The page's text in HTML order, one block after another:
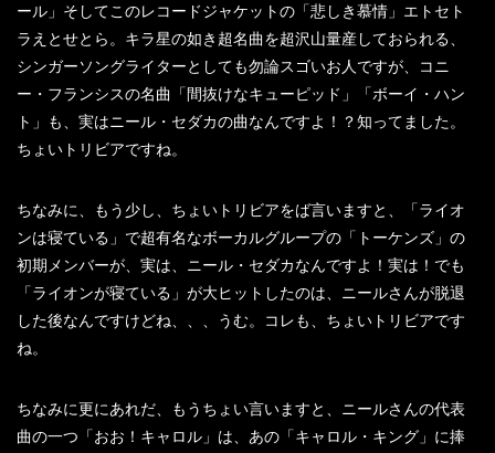
ール」そしてこのレコードジャケットの「悲しき慕情」エトセト
ラえとせとら。キラ星の如き超名曲を超沢山量産しておられる、
シンガーソングライターとしても勿論スゴいお人ですが、コニ
ー・フランシスの名曲「間抜けなキューピッド」「ボーイ・ハン
ト」も、実はニール・セダカの曲なんですよ！？知ってました。
ちょいトリビアですね。
ちなみに、もう少し、ちょいトリビアをば言いますと、「ライオ
ンは寝ている」で超有名なボーカルグループの「トーケンズ」の
初期メンバーが、実は、ニール・セダカなんですよ！実は！でも
「ライオンが寝ている」が大ヒットしたのは、ニールさんが脱退
した後なんですけどね、、、うむ。コレも、ちょいトリビアです
ね。
ちなみに更にあれだ、もうちょい言いますと、ニールさんの代表
曲の一つ「おお！キャロル」は、あの「キャロル・キング」に捧